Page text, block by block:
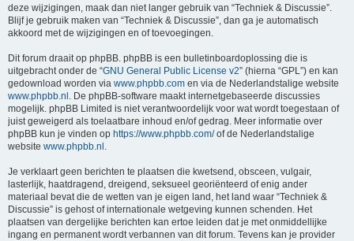
deze wijzigingen, maak dan niet langer gebruik van “Techniek & Discussie”.
Blijf je gebruik maken van “Techniek & Discussie”, dan ga je automatisch
akkoord met de wijzigingen en of toevoegingen.
Dit forum draait op phpBB. phpBB is een bulletinboardoplossing die is
uitgebracht onder de “GNU General Public License v2” (hierna “GPL”) en kan
gedownload worden via www.phpbb.com en via de Nederlandstalige website
www.phpbb.nl . De phpBB-software maakt internetgebaseerde discussies
mogelijk. phpBB Limited is niet verantwoordelijk voor wat wordt toegestaan of
juist geweigerd als toelaatbare inhoud en/of gedrag. Meer informatie over
phpBB kun je vinden op https://www.phpbb.com/of de Nederlandstalige
website www.phpbb.nl .
Je verklaart geen berichten te plaatsen die kwetsend, obsceen, vulgair,
lasterlijk, haatdragend, dreigend, seksueel georiënteerd of enig ander
materiaal bevat die de wetten van je eigen land, het land waar “Techniek &
Discussie” is gehost of internationale wetgeving kunnen schenden. Het
plaatsen van dergelijke berichten kan ertoe leiden dat je met onmiddellijke
ingang en permanent wordt verbannen van dit forum. Tevens kan je provider